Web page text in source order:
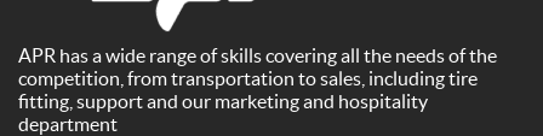
APR has a wide range of skills covering all the needs of the
competition, from transportation to sales, including tire
fitting, support and our marketing and hospitality
department